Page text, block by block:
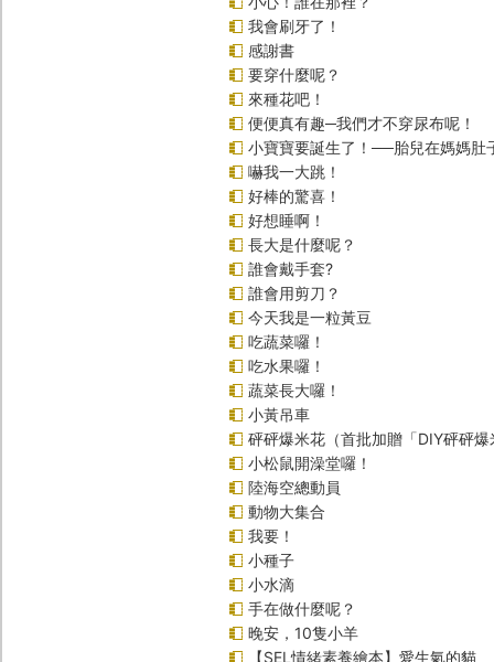
我會刷牙了！
感謝書
要穿什麼呢？
來種花吧！
便便真有趣─我們才不穿尿布呢！
小寶寶要誕生了！──胎兒在媽媽肚
嚇我一大跳！
好棒的驚喜！
好想睡啊！
長大是什麼呢？
誰會戴手套?
誰會用剪刀？
今天我是一粒黃豆
吃蔬菜囉！
吃水果囉！
蔬菜長大囉！
小黃吊車
砰砰爆米花（首批加贈「DIY砰砰
小松鼠開澡堂囉！
陸海空總動員
動物大集合
我要！
小種子
小水滴
手在做什麼呢？
晚安，10隻小羊
【SEL情緒素養繪本】愛生氣的貓